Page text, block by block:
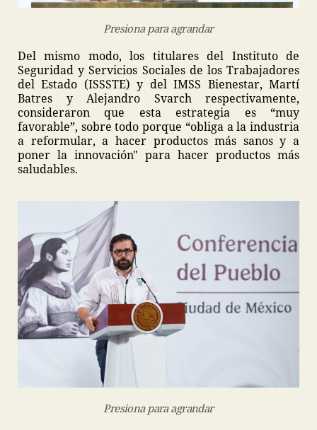
Presiona para agrandar
Del mismo modo, los titulares del Instituto de
Seguridad y Servicios Sociales de los Trabajadores
del Estado (ISSSTE) y del IMSS Bienestar, Martí
Batres y Alejandro Svarch respectivamente,
consideraron que esta estrategia es “muy
favorable”, sobre todo porque “obliga a la industria
a reformular, a hacer productos más sanos y a
poner la innovación" para hacer productos más
saludables.
Presiona para agrandar